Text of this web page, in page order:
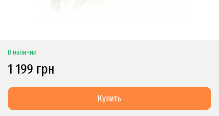
В наличии
1 199 грн
Купить